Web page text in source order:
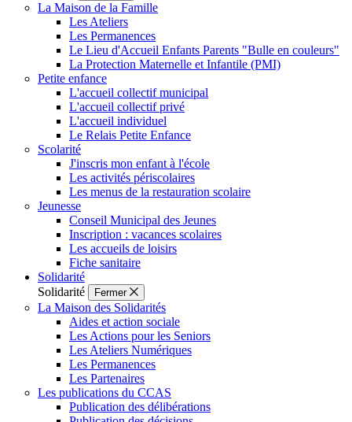
La Maison de la Famille
Les Ateliers
Les Permanences
Le Lieu d'Accueil Enfants Parents "Bulle en couleurs"
La Protection Maternelle et Infantile (PMI)
Petite enfance
L'accueil collectif municipal
L'accueil collectif privé
L'accueil individuel
Le Relais Petite Enfance
Scolarité
J'inscris mon enfant à l'école
Les activités périscolaires
Les menus de la restauration scolaire
Jeunesse
Conseil Municipal des Jeunes
Inscription : vacances scolaires
Les accueils de loisirs
Fiche sanitaire
Solidarité
Solidarité
Fermer
La Maison des Solidarités
Aides et action sociale
Les Actions pour les Seniors
Les Ateliers Numériques
Les Permanences
Les Partenaires
Les publications du CCAS
Publication des délibérations